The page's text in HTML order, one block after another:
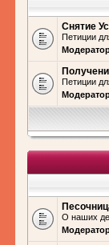
Снятие
Петиции
Петиции
О наших